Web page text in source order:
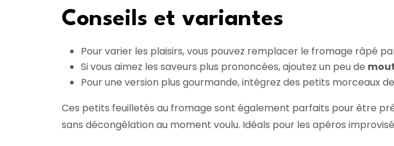
Conseils et variantes
Pour varier les plaisirs, vous pouvez remplacer le fromage râpé
Si vous aimez les saveurs plus prononcées, ajoutez un peu de
Pour une version plus gourmande, intégrez des petits morceaux de
Ces petits feuilletés au fromage sont également parfaits pour être
sans décongélation au moment voulu. Idéals pour les apéros